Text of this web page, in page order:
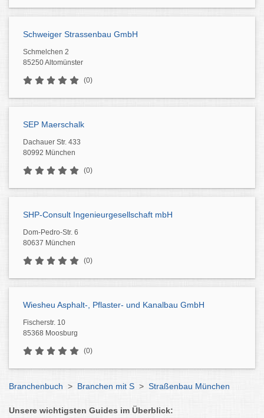
Schweiger Strassenbau GmbH
Schmelchen 2
85250 Altomünster
(0)
SEP Maerschalk
Dachauer Str. 433
80992 München
(0)
SHP-Consult Ingenieurgesellschaft mbH
Dom-Pedro-Str. 6
80637 München
(0)
Wiesheu Asphalt-, Pflaster- und Kanalbau GmbH
Fischerstr. 10
85368 Moosburg
(0)
Branchenbuch > Branchen mit S > Straßenbau München
Unsere wichtigsten Guides im Überblick: